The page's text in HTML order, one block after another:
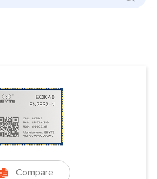
Compare